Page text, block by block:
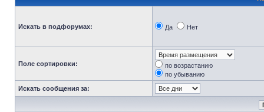
Искать в подфорумах: Да Нет
Поле сортировки:
по возрастанию
по убыванию
Искать сообщения за: